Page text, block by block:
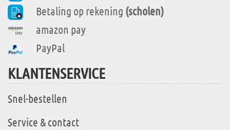
Betaling op rekening (scholen)
amazon pay
PayPal
KLANTENSERVICE
Snel-bestellen
Service & contact